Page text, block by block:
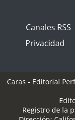
Canales RSS
Privacidad
Caras - Editorial
Registro de la